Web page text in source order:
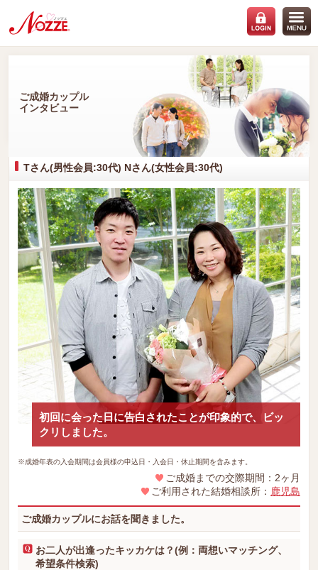
ご成婚カップル
インタビュー
Tさん(男性会員:30代) Nさん(女性会員:30代)
初回に会った日に告白されたことが印象的で、ビッ
クリしました。
※成婚年表の入会期間は会員様の申込日・入会日・休止期間を含みます。
ご成婚までの交際期間：2ヶ月
ご利用された結婚相談所： 鹿児島
ご成婚カップルにお話を聞きました。
お二人が出逢ったキッカケは？(例：両想いマッチング、
希望条件検索)